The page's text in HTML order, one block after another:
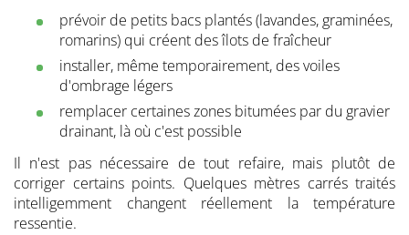
prévoir de petits bacs plantés (lavandes, graminées,
romarins) qui créent des îlots de fraîcheur
installer, même temporairement, des voiles
d'ombrage légers
remplacer certaines zones bitumées par du gravier
drainant, là où c'est possible
Il n'est pas nécessaire de tout refaire, mais plutôt de
corriger certains points. Quelques mètres carrés traités
intelligemment changent réellement la température
ressentie.